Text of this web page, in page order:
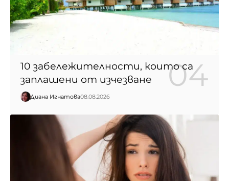
10 забележителности, които са
заплашени от изчезване
Диана Игнатова08.08.2026